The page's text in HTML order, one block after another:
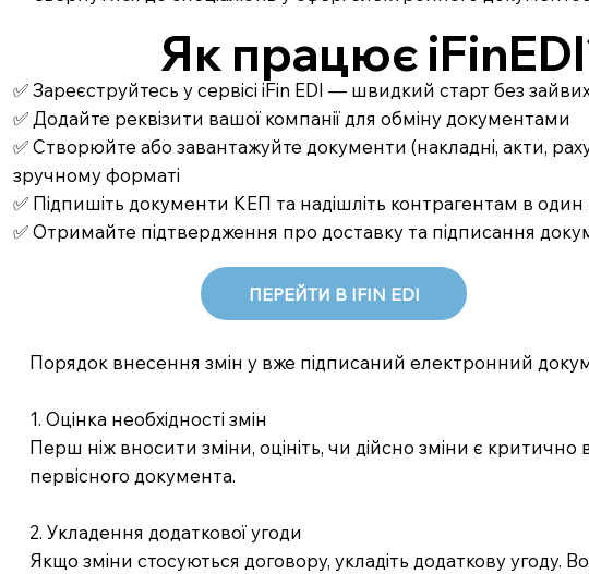
✅ Зареєструйтесь у сервісі iFin EDI — швидкий старт без
✅ Додайте реквізити вашої компанії для обміну документами
✅ Створюйте або завантажуйте документи (накладні, акти,
зручному форматі
✅ Підпишіть документи КЕП та надішліть контрагентам в один
✅ Отримайте підтвердження про доставку та підписання
ПЕРЕЙТИ В IFIN EDI
Як працює
Порядок внесення змін у вже підписаний електронний
1. Оцінка необхідності змін
Перш ніж вносити зміни, оцініть, чи дійсно зміни є
первісного документа.
2. Укладення додаткової угоди
Якщо зміни стосуються договору, укладіть додаткову